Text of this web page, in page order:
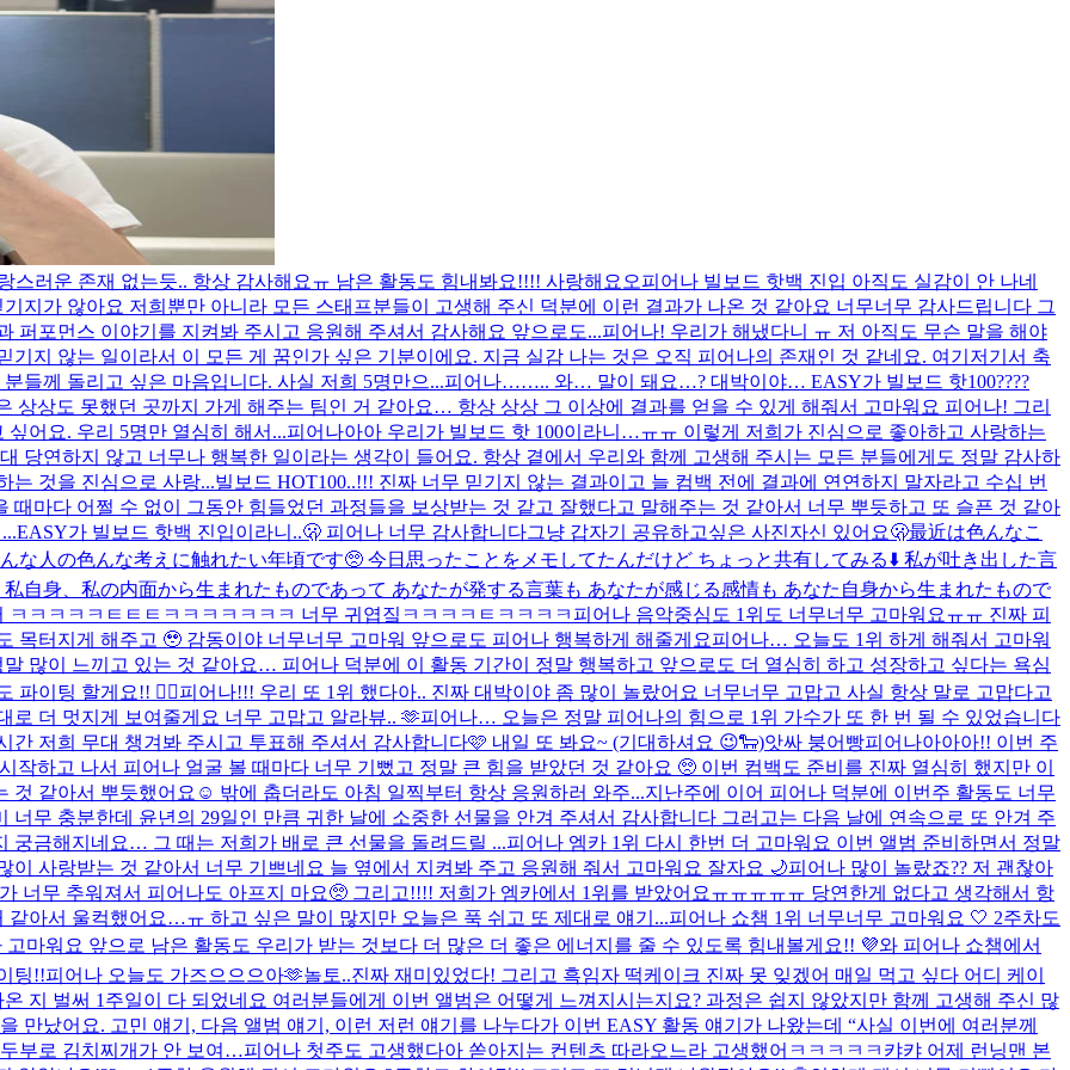
스러운 존재 없는듯.. 항상 감사해요ㅠ 남은 활동도 힘내봐요!!!! 사랑해요오피어나 빌보드 핫백 진입 아직도 실감이 안 나네
지가 않아요 저희뿐만 아니라 모든 스태프분들이 고생해 주신 덕분에 이런 결과가 나온 것 같아요 너무너무 감사드립니다 그
퍼포먼스 이야기를 지켜봐 주시고 응원해 주셔서 감사해요 앞으로도...피어나! 우리가 해냈다니 ㅠ 저 아직도 무슨 말을 해야
지 않는 일이라서 이 모든 게 꿈인가 싶은 기분이에요. 지금 실감 나는 것은 오직 피어나의 존재인 것 같네요. 여기저기서 축
들께 돌리고 싶은 마음입니다. 사실 저희 5명만으...피어나…….. 와… 말이 돼요…? 대박이야… EASY가 빌보드 핫100????
상도 못했던 곳까지 가게 해주는 팀인 거 같아요… 항상 상상 그 이상에 결과를 얻을 수 있게 해줘서 고마워요 피어나! 그리
어요. 우리 5명만 열심히 해서...피어나아아 우리가 빌보드 핫 100이라니…ㅠㅠ 이렇게 저희가 진심으로 좋아하고 사랑하는
당연하지 않고 너무나 행복한 일이라는 생각이 들어요. 항상 곁에서 우리와 함께 고생해 주시는 모든 분들에게도 정말 감사하
는 것을 진심으로 사랑...빌보드 HOT100..!!! 진짜 너무 믿기지 않는 결과이고 늘 컴백 전에 결과에 연연하지 말자라고 수십 번
마다 어쩔 수 없이 그동안 힘들었던 과정들을 보상받는 것 같고 잘했다고 말해주는 것 같아서 너무 뿌듯하고 또 슬픈 것 같아
EASY가 빌보드 핫백 진입이라니..🫢 피어나 너무 감사합니다그냥 갑자기 공유하고싶은 사진자신 있어요🫢最近は色んなこ
な人の色んな考えに触れたい年頃です🥺 今日思ったことをメモしてたんだけど ちょっと共有してみる⬇️ 私が吐き出した言
自身、私の内面から生まれたものであって あなたが発する言葉も あなたが感じる感情も あなた自身から生まれたもので
ㅋㅋㅋㅋㅋㅌㅌㅌㅋㅋㅋㅋㅋㅋㅋ 너무 귀엽짘ㅋㅋㅋㅋㅌㅋㅋㅋㅋ 피어나 음악중심도 1위도 너무너무 고마워요ㅠㅠ 진짜 피
목터지게 해주고 🥹 감동이야 너무너무 고마워 앞으로도 피어나 행복하게 해줄게요피어나… 오늘도 1위 하게 해줘서 고마워
많이 느끼고 있는 것 같아요… 피어나 덕분에 이 활동 기간이 정말 행복하고 앞으로도 더 열심히 하고 성장하고 싶다는 욕심
파이팅 할게요!! ❤️‍🔥피어나!!! 우리 또 1위 했다아.. 진짜 대박이야 좀 많이 놀랐어요 너무너무 고맙고 사실 항상 말로 고맙다고
더 멋지게 보여줄게요 너무 고맙고 알라뷰.. 🫶피어나… 오늘은 정말 피어나의 힘으로 1위 가수가 또 한 번 될 수 있었습니다
저희 무대 챙겨봐 주시고 투표해 주셔서 감사합니다🩷 내일 또 봐요~ (기대하셔요 😉🐑)앗싸 붕어빵피어나아아아!! 이번 주
하고 나서 피어나 얼굴 볼 때마다 너무 기뻤고 정말 큰 힘을 받았던 것 같아요 🥺 이번 컴백도 준비를 진짜 열심히 했지만 이
것 같아서 뿌듯했어요☺️ 밖에 춥더라도 아침 일찍부터 항상 응원하러 와주...지난주에 이어 피어나 덕분에 이번주 활동도 너무
무 충분한데 윤년의 29일인 만큼 귀한 날에 소중한 선물을 안겨 주셔서 감사합니다 그러고는 다음 날에 연속으로 또 안겨 주
궁금해지네요… 그 때는 저희가 배로 큰 선물을 돌려드릴 ...피어나 엠카 1위 다시 한번 더 고마워요 이번 앨범 준비하면서 정말
사랑받는 것 같아서 너무 기쁘네요 늘 옆에서 지켜봐 주고 응원해 줘서 고마워요 잘자요 🌙피어나 많이 놀랐죠?? 저 괜찮아
너무 추워져서 피어나도 아프지 마요🥺 그리고!!!! 저희가 엠카에서 1위를 받았어요ㅠㅠㅠㅠㅠ 당연한게 없다고 생각해서 항
아서 울컥했어요…ㅠ 하고 싶은 말이 많지만 오늘은 푹 쉬고 또 제대로 얘기...피어나 쇼챔 1위 너무너무 고마워요 🤍 2주차도
마워요 앞으로 남은 활동도 우리가 받는 것보다 더 많은 더 좋은 에너지를 줄 수 있도록 힘내볼게요!! 💜와 피어나 쇼챔에서
팅!!피어나 오늘도 가즈으으으아🫶놀토..진짜 재미있었다! 그리고 흑임자 떡케이크 진짜 못 잊겠어 매일 먹고 싶다 어디 케이
지 벌써 1주일이 다 되었네요 여러분들에게 이번 앨범은 어떻게 느껴지시는지요? 과정은 쉽지 않았지만 함께 고생해 주신 많
만났어요. 고민 얘기, 다음 앨범 얘기, 이런 저런 얘기를 나누다가 이번 EASY 활동 얘기가 나왔는데 “사실 이번에 여러분께
부로 김치찌개가 안 보여…피어나 첫주도 고생했다아 쏟아지는 컨텐츠 따라오느라 고생했어ㅋㅋㅋㅋㅋ캬캬 어제 런닝맨 본